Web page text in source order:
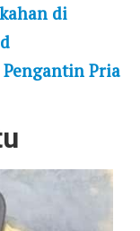
di
Pria